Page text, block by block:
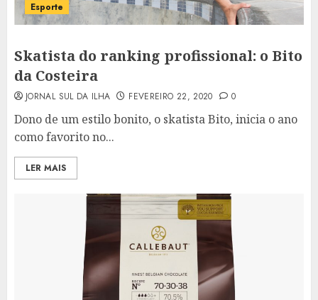
Esporte
Skatista do ranking profissional: o Bito
da Costeira
JORNAL SUL DA ILHA FEVEREIRO 22, 2020 0
Dono de um estilo bonito, o skatista Bito, inicia o ano
como favorito no...
LER MAIS